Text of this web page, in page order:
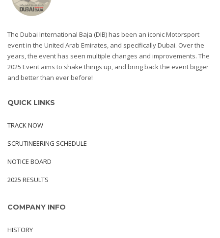
The Dubai International Baja (DIB) has been an iconic Motorsport
event in the United Arab Emirates, and specifically Dubai. Over the
years, the event has seen multiple changes and improvements. The
2025 Event aims to shake things up, and bring back the event bigger
and better than ever before!
QUICK LINKS
TRACK NOW
SCRUTINEERING SCHEDULE
NOTICE BOARD
2025 RESULTS
COMPANY INFO
HISTORY